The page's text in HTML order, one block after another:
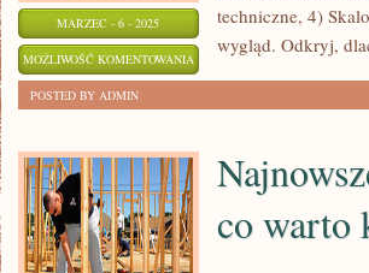
MARZEC - 6 - 2025
MOŻLIWOŚĆ KOMENTOWANIA
KTÓRYCH
WARTO
HOSTING
ZOSTAŁA WYŁĄCZONA
techniczne, 4)
wygląd. Odkryj,
POSTED BY ADMIN
co warto